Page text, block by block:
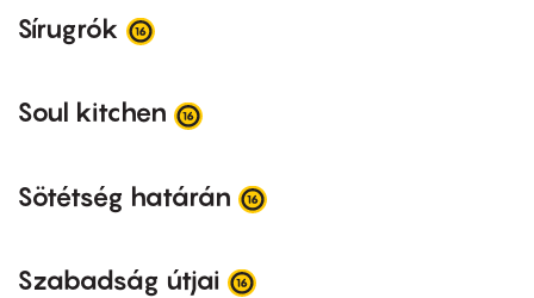
Sírugrók
Soul kitchen
Sötétség határán
Szabadság útjai